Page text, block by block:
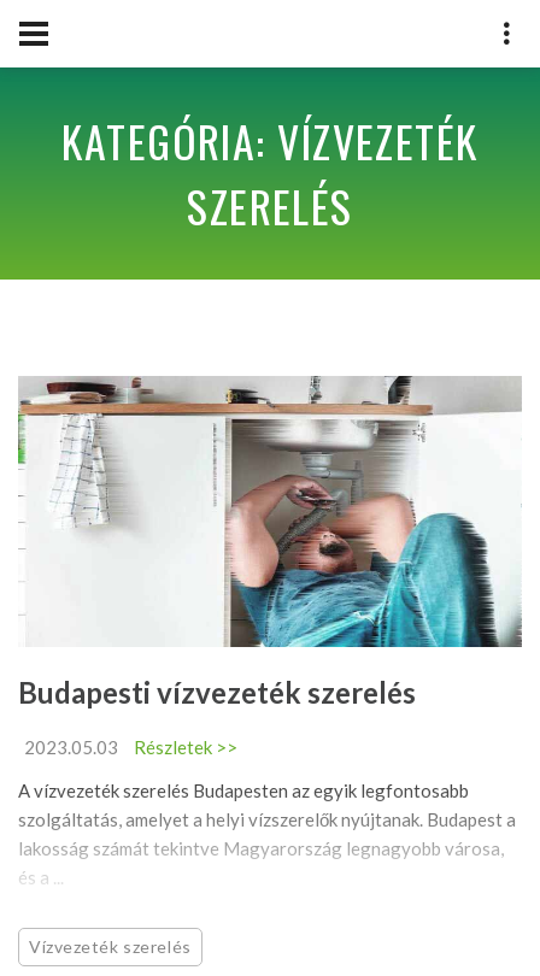
KATEGÓRIA: VÍZVEZETÉK
SZERELÉS
Budapesti vízvezeték szerelés
2023.05.03
Részletek >>
A vízvezeték szerelés Budapesten az egyik legfontosabb
szolgáltatás, amelyet a helyi vízszerelők nyújtanak. Budapest a
lakosság számát tekintve Magyarország legnagyobb városa,
és a ...
Vízvezeték szerelés